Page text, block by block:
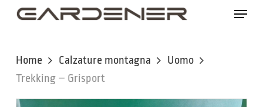
Skip
content
Menu
Home Calzature montagna
Uomo
Trekking – Grisport